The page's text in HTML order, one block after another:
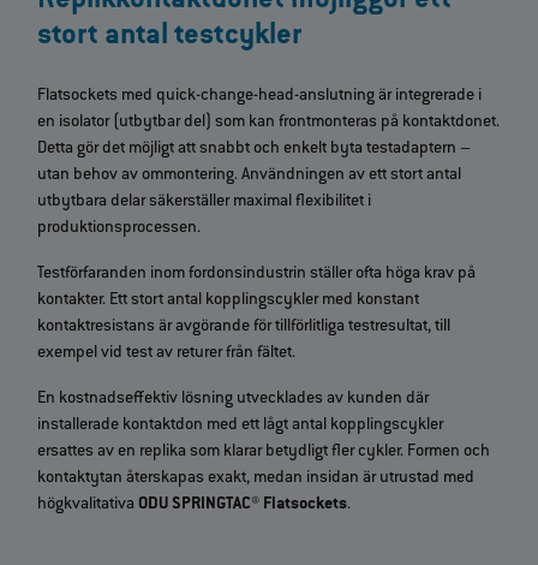
stort antal testcykler
Flatsockets med quick‑change‑head‑anslutning är integrerade i
en isolator (utbytbar del) som kan frontmonteras på kontaktdonet.
Detta gör det möjligt att snabbt och enkelt byta testadaptern –
utan behov av ommontering. Användningen av ett stort antal
utbytbara delar säkerställer maximal flexibilitet i
produktionsprocessen.
Testförfaranden inom fordonsindustrin ställer ofta höga krav på
kontakter. Ett stort antal kopplingscykler med konstant
kontaktresistans är avgörande för tillförlitliga testresultat, till
exempel vid test av returer från fältet.
En kostnadseffektiv lösning utvecklades av kunden där
installerade kontaktdon med ett lågt antal kopplingscykler
ersattes av en replika som klarar betydligt fler cykler. Formen och
kontaktytan återskapas exakt, medan insidan är utrustad med
högkvalitativa ODU SPRINGTAC® Flatsockets.